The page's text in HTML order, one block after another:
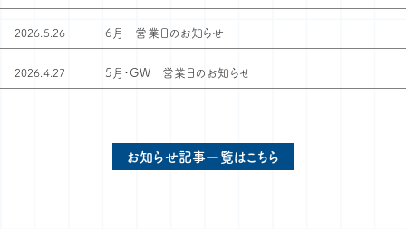
2026.5.26 6月 営業日のお知らせ
2026.4.27 5月・GW 営業日のお知らせ
お知らせ記事一覧はこちら